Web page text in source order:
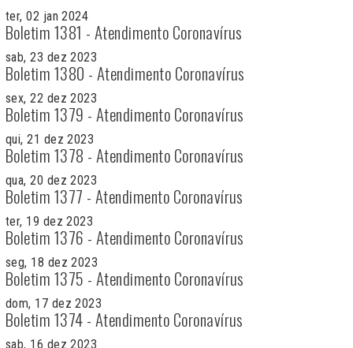
ter, 02 jan 2024
Boletim 1381 - Atendimento Coronavírus
sab, 23 dez 2023
Boletim 1380 - Atendimento Coronavírus
sex, 22 dez 2023
Boletim 1379 - Atendimento Coronavírus
qui, 21 dez 2023
Boletim 1378 - Atendimento Coronavírus
qua, 20 dez 2023
Boletim 1377 - Atendimento Coronavírus
ter, 19 dez 2023
Boletim 1376 - Atendimento Coronavírus
seg, 18 dez 2023
Boletim 1375 - Atendimento Coronavírus
dom, 17 dez 2023
Boletim 1374 - Atendimento Coronavírus
sab, 16 dez 2023